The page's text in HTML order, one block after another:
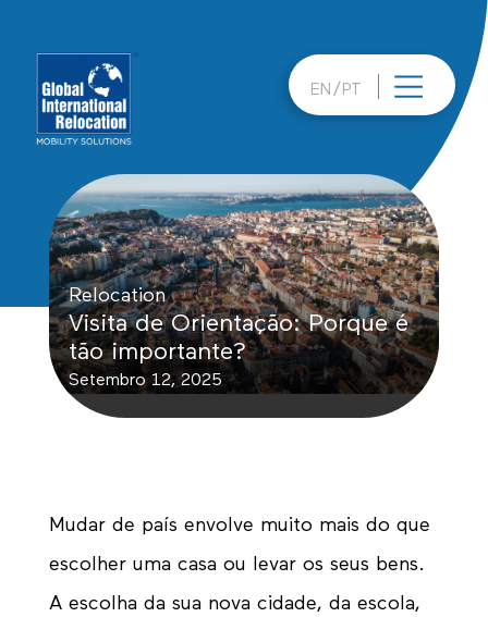
EN PT
Relocation
Visita de Orientação: Porque é
tão importante?
Setembro 12, 2025
Mudar de país envolve muito mais do que
escolher uma casa ou levar os seus bens.
A escolha da sua nova cidade, da escola,